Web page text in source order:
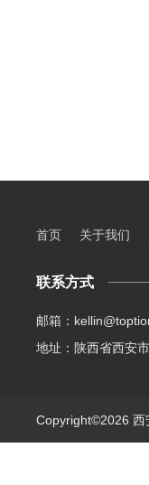
首页 关于我们
联系方式
邮箱：
地址：陕西省西安
Copyright©2026